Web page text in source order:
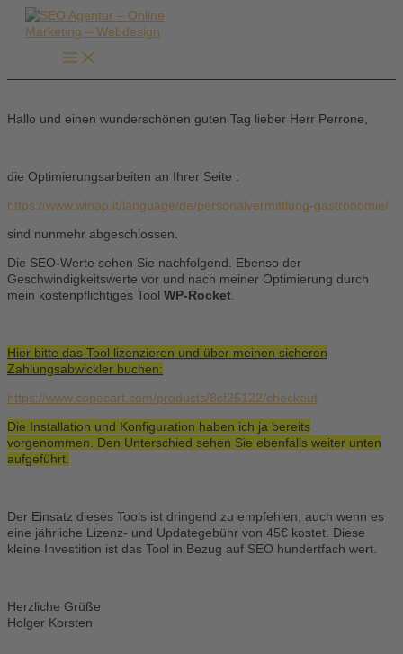
Zum
Inhalt
Hallo und einen wunderschönen guten Tag lieber Herr Perrone,
die Optimierungsarbeiten an Ihrer Seite :
https://www.winap.it/language/de/personalvermittlung-gastronomie/
sind nunmehr abgeschlossen.
Die SEO-Werte sehen Sie nachfolgend. Ebenso der
Geschwindigkeitswerte vor und nach meiner Optimierung durch
mein kostenpflichtiges Tool WP-Rocket
Hier bitte das Tool lizenzieren und über meinen sicheren
Zahlungsabwickler buchen:
https://www.copecart.com/products/8cf25122/checkout
Die Installation und Konfiguration haben ich ja bereits
vorgenommen. Den Unterschied sehen Sie ebenfalls weiter unten
aufgeführt.
Der Einsatz dieses Tools ist dringend zu empfehlen, auch wenn es
eine jährliche Lizenz- und Updategebühr von 45€ kostet. Diese
kleine Investition ist das Tool in Bezug auf SEO hundertfach wert.
Herzliche Grüße
Holger Korsten